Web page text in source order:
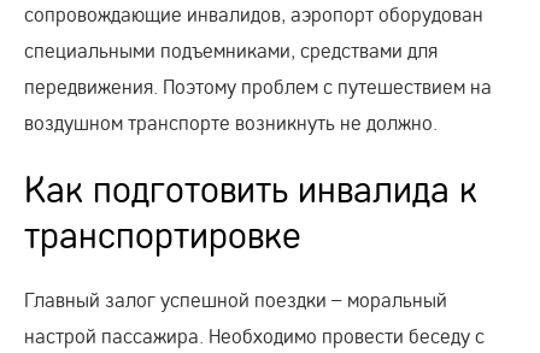
сопровождающие инвалидов, аэропорт оборудован
специальными подъемниками, средствами для
передвижения. Поэтому проблем с путешествием на
воздушном транспорте возникнуть не должно.
Как подготовить инвалида к
транспортировке
Главный залог успешной поездки – моральный
настрой пассажира. Необходимо провести беседу с